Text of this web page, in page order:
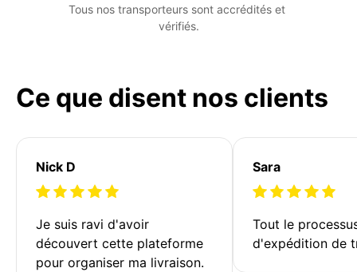
Tous nos transporteurs sont accrédités et
vérifiés.
Ce que disent nos clients
Nick D
Je suis ravi d'avoir
découvert cette plateforme
pour organiser ma livraison.
Sara
Tout le
d'expédition de